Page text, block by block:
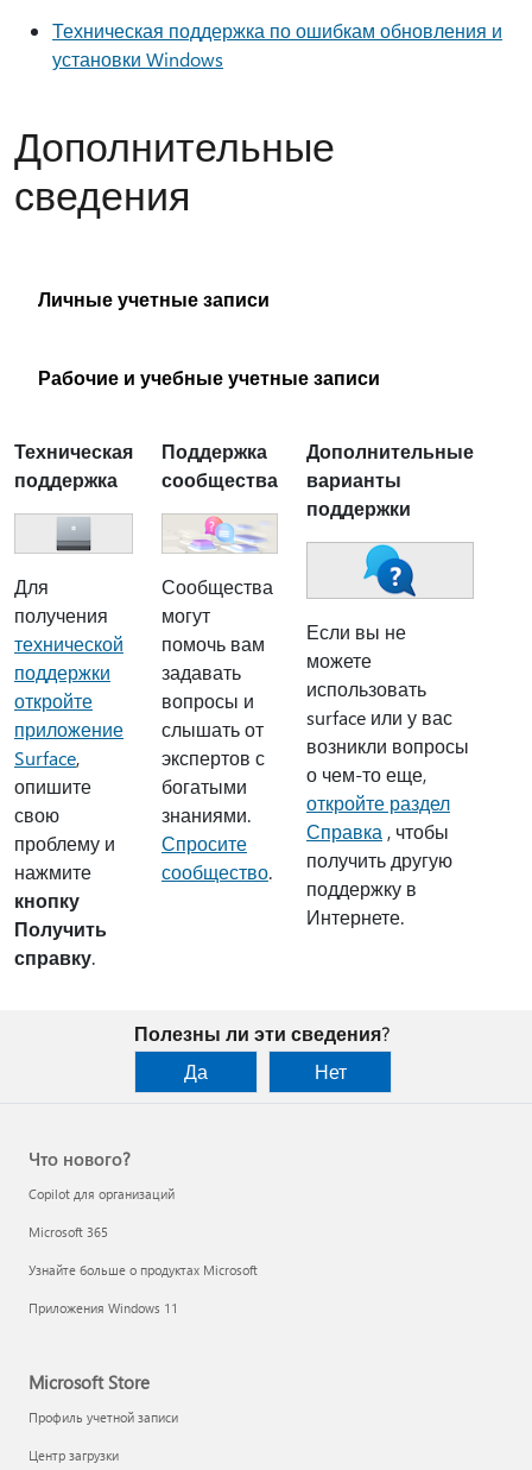
Техническая поддержка по ошибкам обновления и
установки Windows
Дополнительные
сведения
Личные учетные записи
Рабочие и учебные учетные записи
Техническая
поддержка
Для
получения
технической
поддержки
откройте
приложение
Surface,
опишите
свою
проблему и
нажмите
кнопку
Получить
справку.
Поддержка
сообщества
Сообщества
могут
помочь вам
задавать
вопросы и
слышать от
экспертов с
богатыми
знаниями.
Спросите
сообщество.
Дополнительные
варианты
поддержки
Если вы не
можете
использовать
surface или у вас
возникли вопросы
о чем-то еще,
откройте раздел
Справка, чтобы
получить другую
поддержку в
Интернете.
Полезны ли эти сведения?
Да
Нет
Что нового?
Copilot для организаций
Microsoft 365
Узнайте больше о продуктах Microsoft
Приложения Windows 11
Microsoft Store
Профиль учетной записи
Центр загрузки